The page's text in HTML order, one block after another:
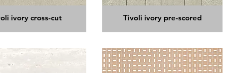
ivory cross-cut Tivoli ivory pre-scored